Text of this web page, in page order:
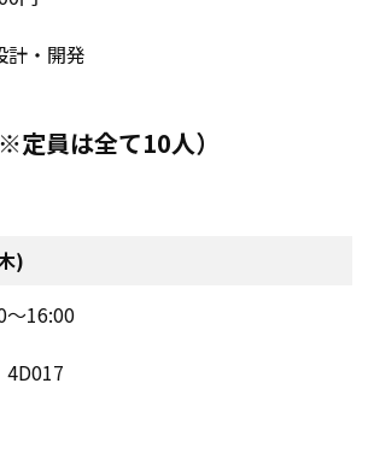
計・開発
定員は全て10人）
)
～16:00
4D017